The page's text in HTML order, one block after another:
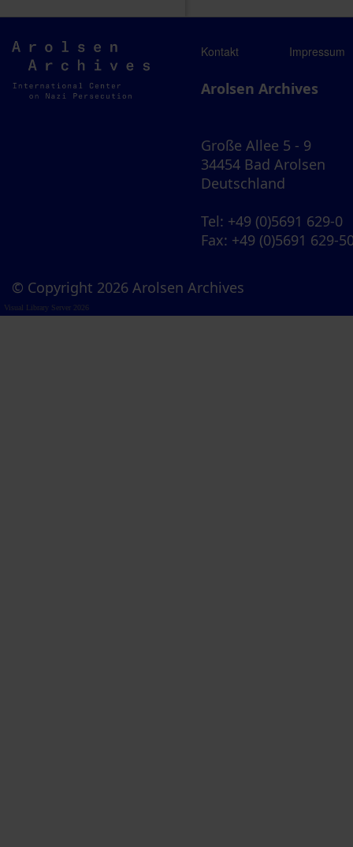
Arolsen
Archives
Kontakt Impressum
Arolsen Archives
Große Allee 5 - 9
34454 Bad Arolsen
Deutschland
Tel: +49 (0)5691 629-0
Fax: +49 (0)5691 629-
© Copyright 2026 Arolsen Archives
Visual Library Server 2026